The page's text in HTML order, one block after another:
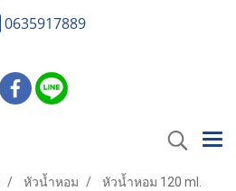
0635917889
หัวน้ำหอม หัวน้ำหอม 120 ml.